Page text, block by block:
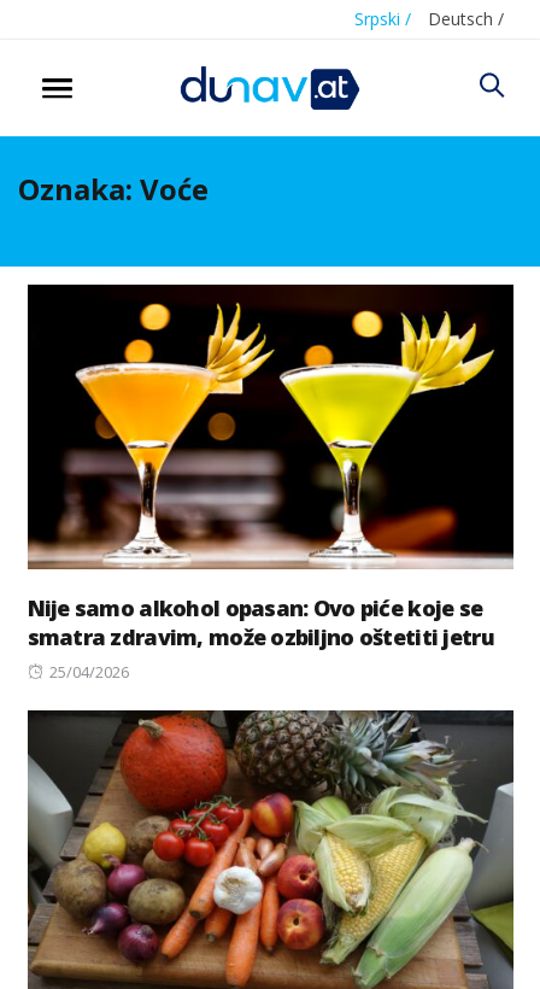
Srpski / Deutsch /
Oznaka: Voće
Nije samo alkohol opasan: Ovo piće koje se
smatra zdravim, može ozbiljno oštetiti jetru
Posted
25/04/2026